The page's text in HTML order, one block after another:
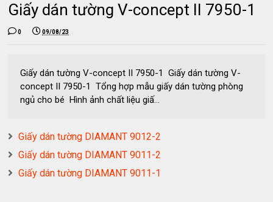
Giấy dán tường V-concept II 7950-1
0 09/08/23
Giấy dán tường V-concept II 7950-1 Giấy dán tường V-
concept II 7950-1 Tổng hợp mẫu giấy dán tường phòng
ngủ cho bé Hình ảnh chất liệu giấ...
Giấy dán tường DIAMANT 9012-2
Giấy dán tường DIAMANT 9011-2
Giấy dán tường DIAMANT 9011-1